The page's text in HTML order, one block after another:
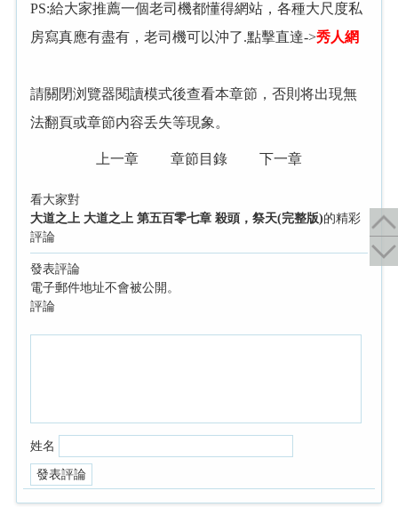
PS:給大家推薦一個老司機都懂得網站，各種大尺度私
房寫真應有盡有，老司機可以沖了.點擊直達->秀人網
請關閉浏覽器閱讀模式後查看本章節，否則将出現無
法翻頁或章節内容丢失等現象。
上一章 章節目錄 下一章
看大家對
大道之上 大道之上 第五百零七章 殺頭，祭天(完整版)的精彩
評論
發表評論
電子郵件地址不會被公開。
評論
姓名